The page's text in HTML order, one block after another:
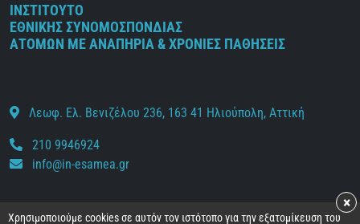
ΙΝΣΤΙΤΟΥΤΟ
ΕΘΝΙΚΗΣ ΣΥΝΟΜΟΣΠΟΝΔΙΑΣ
ΑΤΟΜΩΝ ΜΕ ΑΝΑΠΗΡΙΑ & ΧΡΟΝΙΕΣ ΠΑΘΗΣΕΙΣ
Λεωφ. Ελ. Βενιζέλου 236, 163 41 Ηλιούπολη, Αττική
210 9946924
info@in-esamea.gr
Χρησιμοποιούμε cookies σε αυτόν τον ιστότοπο για την εξατομίκευση του
×